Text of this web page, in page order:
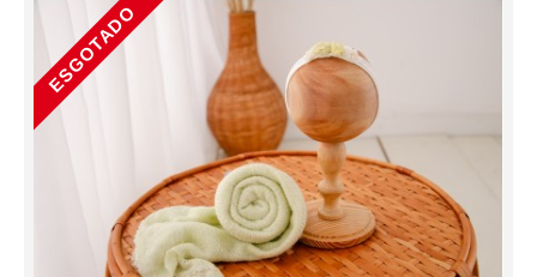
ESGOTADO